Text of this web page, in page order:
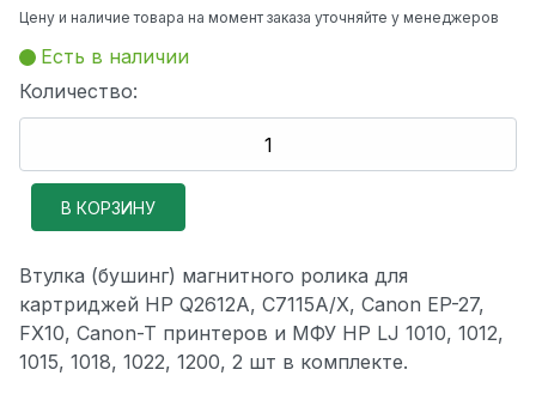
Цену и наличие товара на момент заказа уточняйте у менеджеров
Есть в наличии
Количество:
Втулка (бушинг) магнитного ролика для
картриджей HP Q2612A, C7115A/X, Canon EP-27,
FX10, Canon-T принтеров и МФУ HP LJ 1010, 1012,
1015, 1018, 1022, 1200, 2 шт в комплекте.